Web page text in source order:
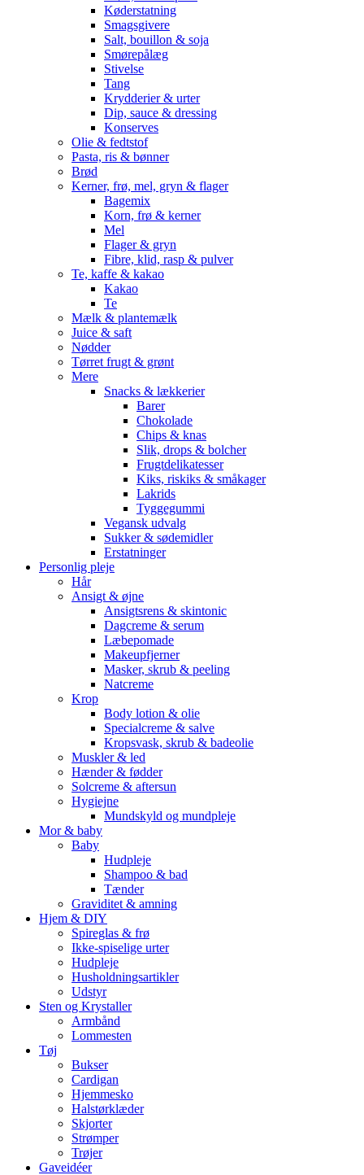
Køderstatning
Smagsgivere
Salt, bouillon & soja
Smørepålæg
Stivelse
Tang
Krydderier & urter
Dip, sauce & dressing
Konserves
Olie & fedtstof
Pasta, ris & bønner
Brød
Kerner, frø, mel, gryn & flager
Bagemix
Korn, frø & kerner
Mel
Flager & gryn
Fibre, klid, rasp & pulver
Te, kaffe & kakao
Kakao
Te
Mælk & plantemælk
Juice & saft
Nødder
Tørret frugt & grønt
Mere
Snacks & lækkerier
Barer
Chokolade
Chips & knas
Slik, drops & bolcher
Frugtdelikatesser
Kiks, riskiks & småkager
Lakrids
Tyggegummi
Vegansk udvalg
Sukker & sødemidler
Erstatninger
Personlig pleje
Hår
Ansigt & øjne
Ansigtsrens & skintonic
Dagcreme & serum
Læbepomade
Makeupfjerner
Masker, skrub & peeling
Natcreme
Krop
Body lotion & olie
Specialcreme & salve
Kropsvask, skrub & badeolie
Muskler & led
Hænder & fødder
Solcreme & aftersun
Hygiejne
Mundskyld og mundpleje
Mor & baby
Baby
Hudpleje
Shampoo & bad
Tænder
Graviditet & amning
Hjem & DIY
Spireglas & frø
Ikke-spiselige urter
Hudpleje
Husholdningsartikler
Udstyr
Sten og Krystaller
Armbånd
Lommesten
Tøj
Bukser
Cardigan
Hjemmesko
Halstørklæder
Skjorter
Strømper
Trøjer
Gaveidéer